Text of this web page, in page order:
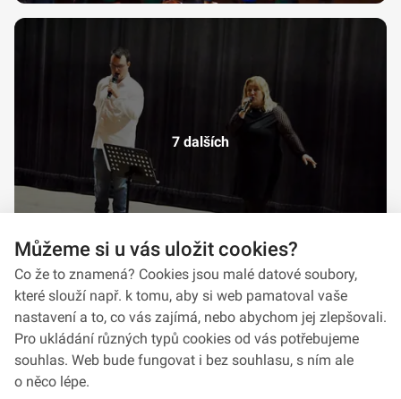
7 dalších
Můžeme si u vás uložit cookies?
Co že to znamená? Cookies jsou malé datové soubory,
které slouží např. k tomu, aby si web pamatoval vaše
nastavení a to, co vás zajímá, nebo abychom jej zlepšovali.
Pro ukládání různých typů cookies od vás potřebujeme
souhlas. Web bude fungovat i bez souhlasu, s ním ale
o něco lépe.